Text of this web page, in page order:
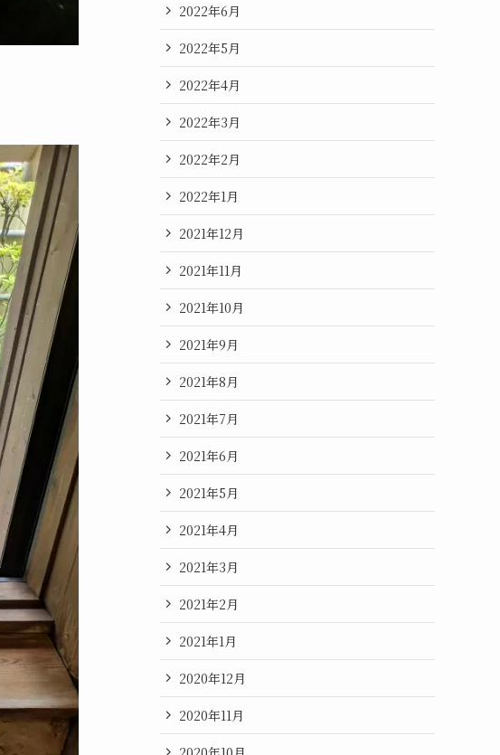
2022年6月
2022年5月
2022年4月
2022年3月
2022年2月
2022年1月
2021年12月
2021年11月
2021年10月
2021年9月
2021年8月
2021年7月
2021年6月
2021年5月
2021年4月
2021年3月
2021年2月
2021年1月
2020年12月
2020年11月